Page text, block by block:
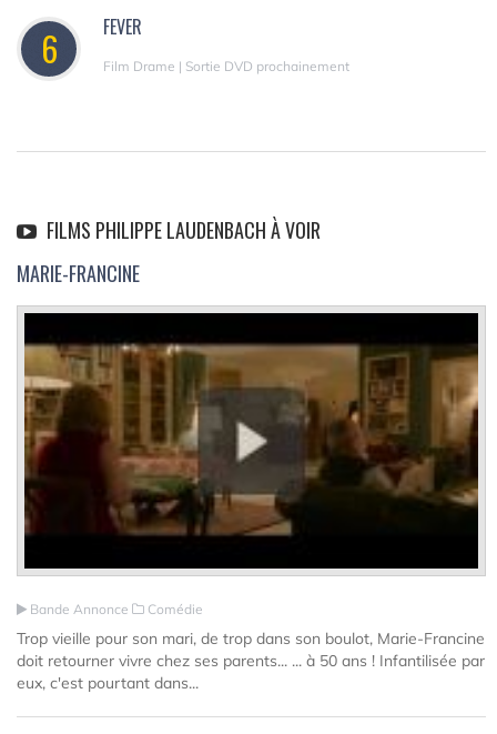
6 FEVER
Film Drame | Sortie DVD prochainement
FILMS PHILIPPE LAUDENBACH À VOIR
MARIE-FRANCINE
Bande Annonce Comédie
Trop vieille pour son mari, de trop dans son boulot, Marie-Francine
doit retourner vivre chez ses parents... ... à 50 ans ! Infantilisée par
eux, c'est pourtant dans...